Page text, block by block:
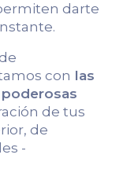
darte
con las
de tus
de
-